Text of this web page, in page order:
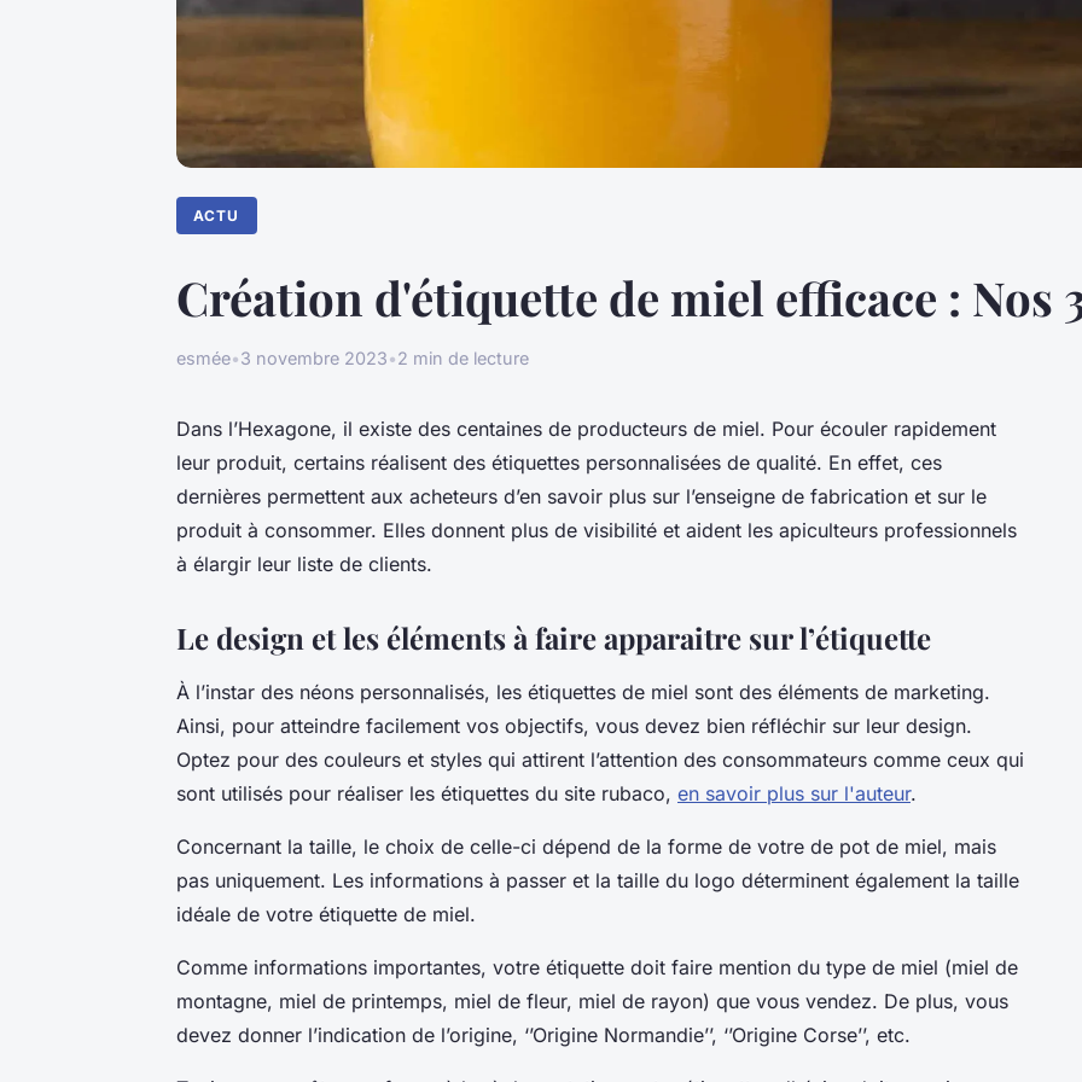
ACTU
Création d'étiquette de miel efficace : Nos
esmée•3 novembre 2023•2 min de lecture
Dans l’Hexagone, il existe des centaines de producteurs de miel. Pour écouler rapidement
leur produit, certains réalisent des étiquettes personnalisées de qualité. En effet, ces
dernières permettent aux acheteurs d’en savoir plus sur l’enseigne de fabrication et sur le
produit à consommer. Elles donnent plus de visibilité et aident les apiculteurs professionnels
à élargir leur liste de clients.
Le design et les éléments à faire apparaitre sur l’étiquette
À l’instar des néons personnalisés, les étiquettes de miel sont des éléments de marketing.
Ainsi, pour atteindre facilement vos objectifs, vous devez bien réfléchir sur leur design.
Optez pour des couleurs et styles qui attirent l’attention des consommateurs comme ceux qui
sont utilisés pour réaliser les étiquettes du site rubaco, en savoir plus sur l'auteur.
Concernant la taille, le choix de celle-ci dépend de la forme de votre de pot de miel, mais
pas uniquement. Les informations à passer et la taille du logo déterminent également la taille
idéale de votre étiquette de miel.
Comme informations importantes, votre étiquette doit faire mention du type de miel (miel de
montagne, miel de printemps, miel de fleur, miel de rayon) que vous vendez. De plus, vous
devez donner l’indication de l’origine, ‘’Origine Normandie’’, ‘’Origine Corse’’, etc.